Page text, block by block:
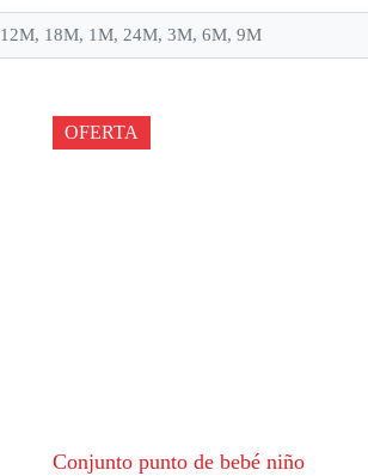
12M, 18M, 1M, 24M, 3M, 6M, 9M
OFERTA
Conjunto punto de bebé niño